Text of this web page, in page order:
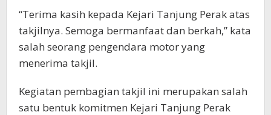
“Terima kasih kepada Kejari Tanjung Perak atas
takjilnya. Semoga bermanfaat dan berkah,” kata
salah seorang pengendara motor yang
menerima takjil.
Kegiatan pembagian takjil ini merupakan salah
satu bentuk komitmen Kejari Tanjung Perak